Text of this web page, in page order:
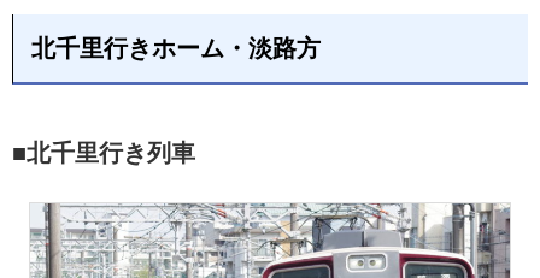
北千里行きホーム・淡路方
■北千里行き列車